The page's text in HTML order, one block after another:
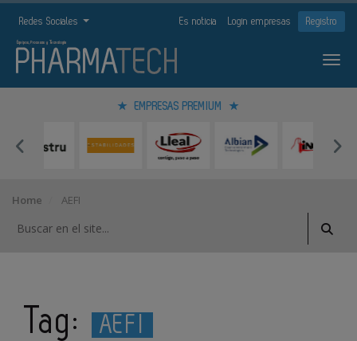
Redes Sociales Es noticia Login empresas Registro
EMPRESAS PREMIUM
Home AEFI
Tag: AEFI